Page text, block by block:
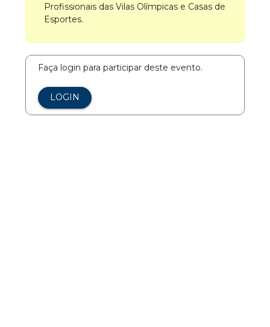
Profissionais das Vilas Olímpicas e Casas de
Esportes.
Faça login para participar deste evento.
LOGIN